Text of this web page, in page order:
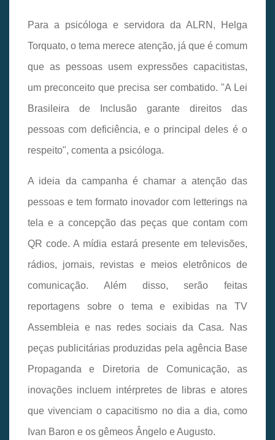
Para a psicóloga e servidora da ALRN, Helga
Torquato, o tema merece atenção, já que é comum
que as pessoas usem expressões capacitistas,
um preconceito que precisa ser combatido. "A Lei
Brasileira de Inclusão garante direitos das
pessoas com deficiência, e o principal deles é o
respeito", comenta a psicóloga.
A ideia da campanha é chamar a atenção das
pessoas e tem formato inovador com letterings na
tela e a concepção das peças que contam com
QR code. A mídia estará presente em televisões,
rádios, jornais, revistas e meios eletrônicos de
comunicação. Além disso, serão feitas
reportagens sobre o tema e exibidas na TV
Assembleia e nas redes sociais da Casa. Nas
peças publicitárias produzidas pela agência Base
Propaganda e Diretoria de Comunicação, as
inovações incluem intérpretes de libras e atores
que vivenciam o capacitismo no dia a dia, como
Ivan Baron e os gêmeos Ângelo e Augusto.